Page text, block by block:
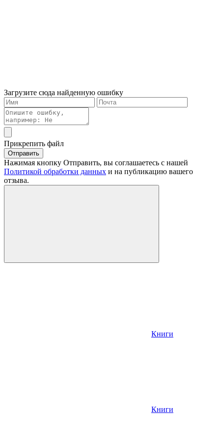
Загрузите сюда найденную ошибку
Прикрепить файл
Отправить
Нажимая кнопку Отправить, вы соглашаетесь с нашей
Политикой обработки данных и на публикацию вашего
отзыва.
Книги
Книги